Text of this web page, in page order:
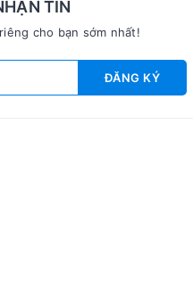
TIN
cho bạn sớm nhất!
ĐĂNG KÝ